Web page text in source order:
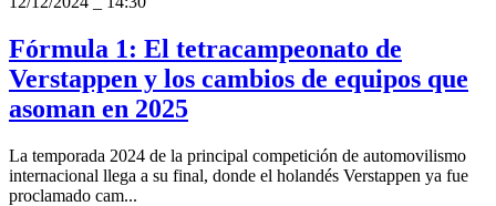
Fórmula 1: El tetracampeonato de
Verstappen y los cambios de equipos que
asoman en 2025
La temporada 2024 de la principal competición de automovilismo
internacional llega a su final, donde el holandés Verstappen ya fue
proclamado cam...